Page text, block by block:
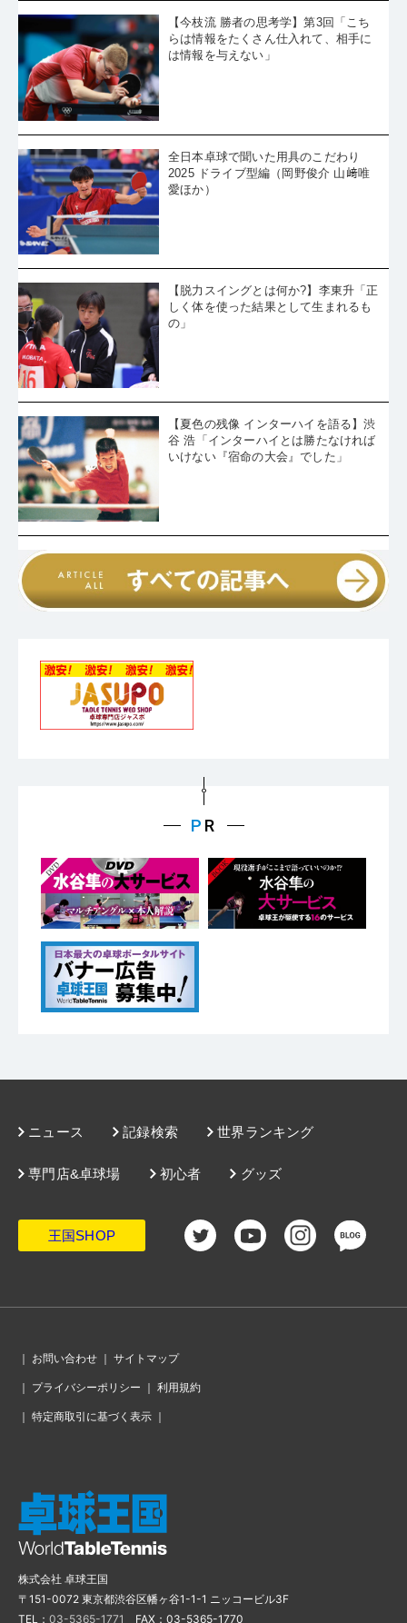
【今枝流 勝者の思考学】第3回「こち
らは情報をたくさん仕入れて、相手に
は情報を与えない」
全日本卓球で聞いた用具のこだわり
2025 ドライブ型編（岡野俊介 山﨑唯
愛ほか）
【脱力スイングとは何か?】李東升「正
しく体を使った結果として生まれるも
の」
【夏色の残像 インターハイを語る】渋
谷 浩「インターハイとは勝たなければ
いけない『宿命の大会』でした」
ニュース 記録検索 世界ランキング
グッズ
専門店&卓球場 初心者
王国SHOP
｜ お問い合わせ ｜ サイトマップ
｜ プライバシーポリシー ｜ 利用規約
｜ 特定商取引に基づく表示 ｜
株式会社 卓球王国
〒151-0072 東京都渋谷区幡ヶ谷1-1-1 ニッコービル3F
TEL： 03-5365-1771 FAX：03-5365-1770